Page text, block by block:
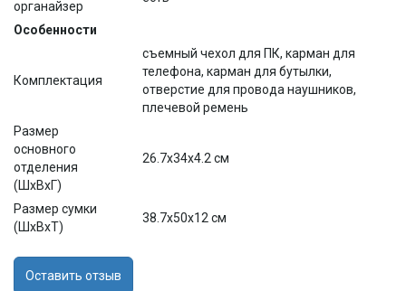
органайзер
Особенности
Комплектация
съемный чехол для ПК, карман для
телефона, карман для бутылки,
отверстие для провода наушников,
плечевой ремень
Размер
основного
отделения
(ШхВхГ)
26.7x34x4.2 см
Размер сумки
(ШхВхТ)
38.7x50x12 см
Оставить отзыв